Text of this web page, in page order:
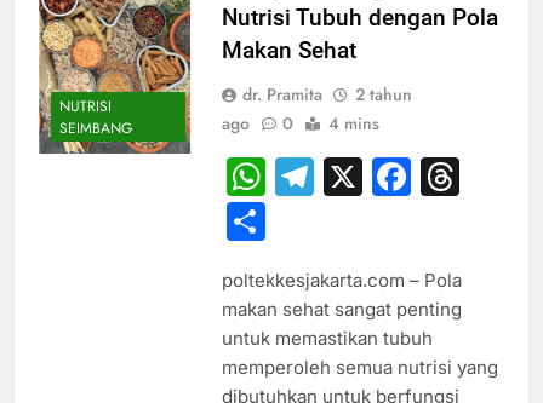
NUTRISI
SEIMBANG
Nutrisi Tubuh dengan Pola
Makan Sehat
dr. Pramita
2 tahun
ago
0 4 mins
WhatsApp
Telegram
X
Share
poltekkesjakarta.com – Pola
makan sehat sangat penting
untuk memastikan tubuh
memperoleh semua nutrisi yang
dibutuhkan untuk berfungsi